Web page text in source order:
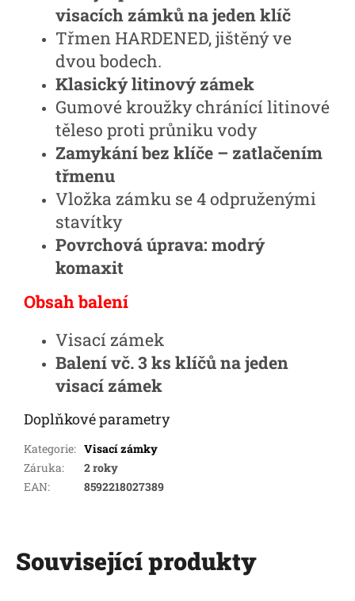
visacích zámků na jeden klíč
Třmen HARDENED, jištěný ve
dvou bodech.
Klasický litinový zámek
Gumové kroužky chránící litinové
těleso proti průniku vody
Zamykání bez klíče – zatlačením
třmenu
Vložka zámku se 4 odpruženými
stavítky
Povrchová úprava: modrý
komaxit
Obsah balení
Visací zámek
Balení vč. 3 ks klíčů na jeden
visací zámek
Doplňkové parametry
Kategorie: Visací zámky
Záruka:
2 roky
EAN: 8592218027389
Související produkty